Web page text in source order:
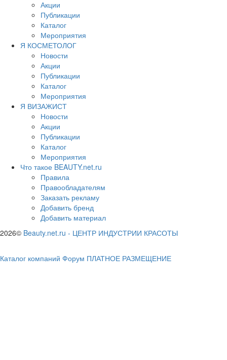
Акции
Публикации
Каталог
Мероприятия
Я КОСМЕТОЛОГ
Новости
Акции
Публикации
Каталог
Мероприятия
Я ВИЗАЖИСТ
Новости
Акции
Публикации
Каталог
Мероприятия
Что такое BEAUTY.net.ru
Правила
Правообладателям
Заказать рекламу
Добавить бренд
Добавить материал
2026© Beauty.net.ru - ЦЕНТР ИНДУСТРИИ КРАСОТЫ
Каталог компаний Форум ПЛАТНОЕ РАЗМЕЩЕНИЕ